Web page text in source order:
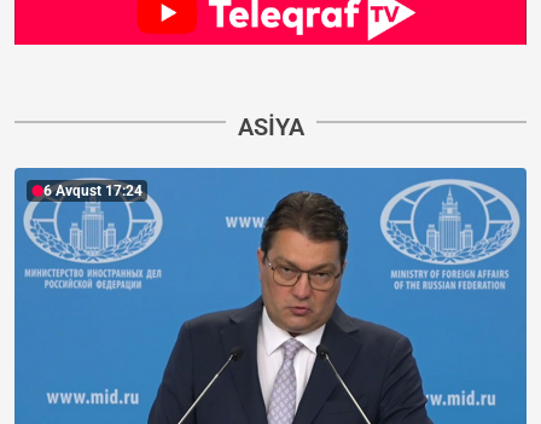
ASIYA
6 Avqust 17:24